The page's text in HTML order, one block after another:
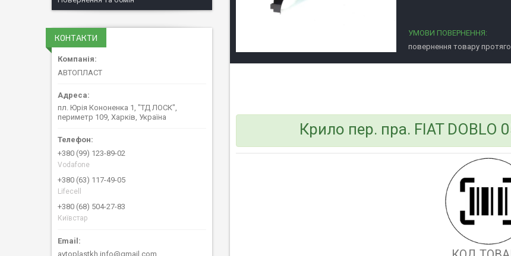
повернення товару
Крило пер. пра. FIAT DOBLO
КОНТАКТИ
АВТОПЛАСТ
пл. Юрія Кононенка 1, "ТД ЛОСК",
периметр 109, Харків, Україна
+380 (99) 123-89-02
Vodafone
+380 (63) 117-49-05
Lifecell
+380 (68) 504-27-83
Київстар
avtoplastkh.info@gmail.com